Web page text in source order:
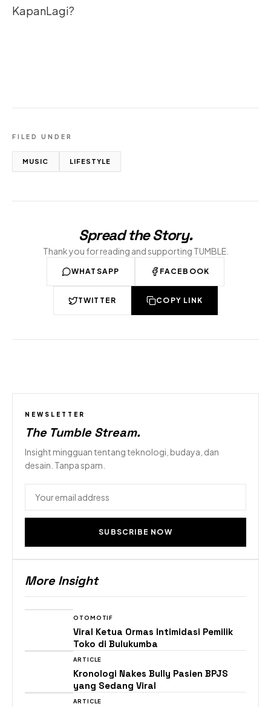
KapanLagi?
FILED UNDER
MUSIC LIFESTYLE
Spread the Story.
Thank you for reading and supporting TUMBLE.
WHATSAPP FACEBOOK
TWITTER COPY LINK
NEWSLETTER
The Tumble Stream.
Insight mingguan tentang teknologi, budaya, dan
desain. Tanpa spam.
SUBSCRIBE NOW
More Insight
OTOMOTIF
Viral Ketua Ormas Intimidasi Pemilik
Toko di Bulukumba
ARTICLE
Kronologi Nakes Bully Pasien BPJS
yang Sedang Viral
ARTICLE